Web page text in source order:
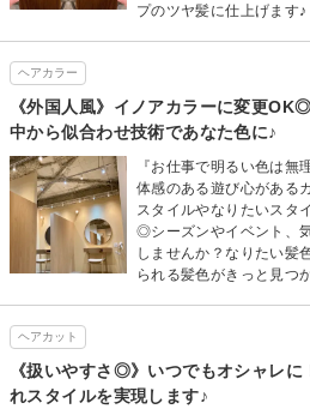
プのツヤ髪に仕上げます♪
ヘアカラー
《外国人風》イノアカラーに変更
中から似合わせ技術であなた色に♪
『お仕事で明るい色は無
体感のある遊び心がある
スタイルやなりたいスタ
◎シーズンやイベント、
しませんか？なりたい髪
られる髪色がきっと見つ
ヘアカット
《扱いやすさ◎》いつでもオシャレに
れスタイルを実現します♪